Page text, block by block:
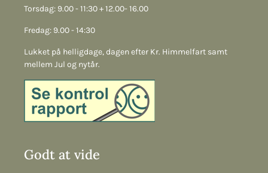
Torsdag: 9.00 - 11:30 + 12.00- 16.00
Fredag: 9.00 - 14:30
Lukket på helligdage, dagen efter Kr. Himmelfart samt
mellem Jul og nytår.
Godt at vide